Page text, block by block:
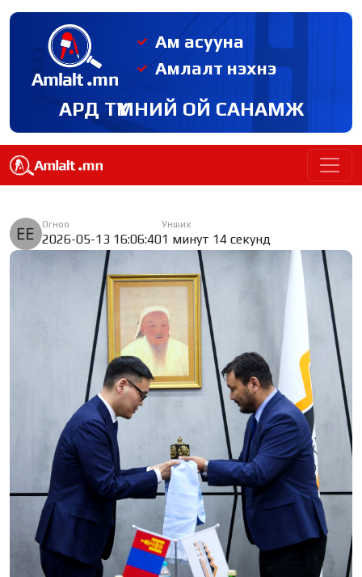
Ам асууна
Амлалт нэхнэ
АРД ТҮМНИЙ ОЙ САНАМЖ
Огноо
2026-05-13 16:06:40
Унших
1 минут 14 секунд